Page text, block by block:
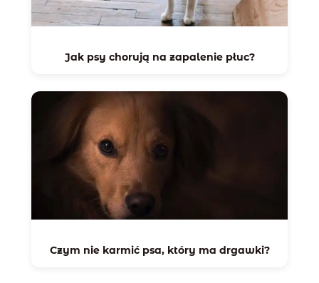
Jak psy chorują na zapalenie płuc?
Czym nie karmić psa, który ma drgawki?